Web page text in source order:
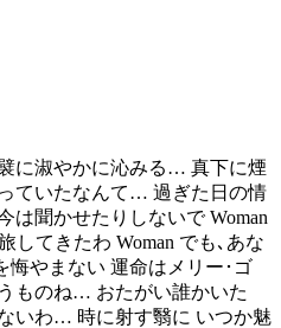
に淑やかに沁みる… 真下に煙
ていたなんて… 過ぎた日の情
は聞かせたりしないで Woman
してきたわ Woman でも､あな
悔やまない 運命はメリー･ゴ
ものね… おたがい誰かいた
いわ… 時に射す翳に いつか魅